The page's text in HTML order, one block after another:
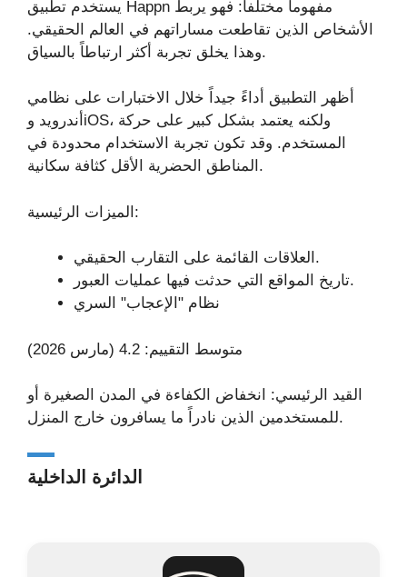
يستخدم تطبيق Happn مفهوماً مختلفاً: فهو يربط
الأشخاص الذين تقاطعت مساراتهم في العالم الحقيقي.
وهذا يخلق تجربة أكثر ارتباطاً بالسياق.
أظهر التطبيق أداءً جيداً خلال الاختبارات على نظامي
أندرويد وiOS، ولكنه يعتمد بشكل كبير على حركة
المستخدم. وقد تكون تجربة الاستخدام محدودة في
المناطق الحضرية الأقل كثافة سكانية.
الميزات الرئيسية:
العلاقات القائمة على التقارب الحقيقي.
تاريخ المواقع التي حدثت فيها عمليات العبور.
نظام "الإعجاب" السري
متوسط التقييم: 4.2 (مارس 2026)
القيد الرئيسي: انخفاض الكفاءة في المدن الصغيرة أو
للمستخدمين الذين نادراً ما يسافرون خارج المنزل.
الدائرة الداخلية